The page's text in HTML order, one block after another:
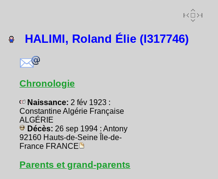
HALIMI, Roland Élie (I317746)
Chronologie
Naissance: 2 fév 1923 :
Constantine Algérie Française
ALGÉRIE
Décès: 26 sep 1994 : Antony
92160 Hauts-de-Seine Île-de-
France FRANCE
Parents et grand-parents